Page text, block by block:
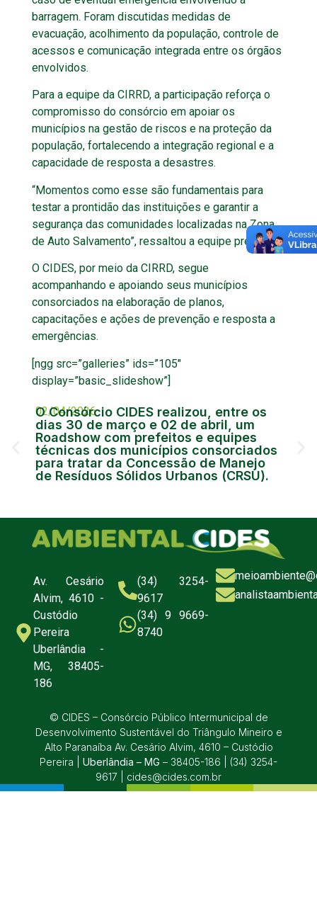
barragem. Foram discutidas medidas de
evacuação, acolhimento da população, controle de
acessos e comunicação integrada entre os órgãos
envolvidos.
Para a equipe da CIRRD, a participação reforça o
compromisso do consórcio em apoiar os
municípios na gestão de riscos e na proteção da
população, fortalecendo a integração regional e a
capacidade de resposta a desastres.
“Momentos como esse são fundamentais para
testar a prontidão das instituições e garantir a
segurança das comunidades localizadas na Zona
de Auto Salvamento”, ressaltou a equipe presente.
O CIDES, por meio da CIRRD, segue
acompanhando e apoiando seus municípios
consorciados na elaboração de planos,
capacitações e ações de prevenção e resposta a
emergências.
[ngg src=”galleries” ids=”105″
display=”basic_slideshow”]
02/04/2026
O Consórcio CIDES realizou, entre os
dias 30 de março e 02 de abril, um
Roadshow com prefeitos e equipes
técnicas dos municípios consorciados
para tratar da Concessão de Manejo
de Resíduos Sólidos Urbanos (CRSU).
Av. Cesário
Alvim, 4610 -
Custódio
Pereira
Uberlândia -
MG, 38405-
186
(34) 3254-
9617
(34) 9 9669-
8740
© CIDES – Consórcio Público Intermunicipal de
Desenvolvimento Sustentável do Triângulo Mineiro e
Alto Paranaíba Av. Cesário Alvim, 4610 – Custódio
Pereira | Uberlândia – MG – 38405-186 | (34) 3254-
9617 | cides@cides.com.br